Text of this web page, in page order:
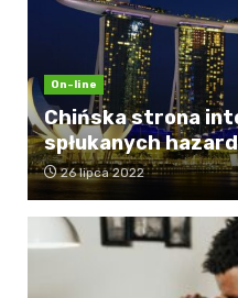
On-line
Chińska strona
spłukanych
26 lipca 2022